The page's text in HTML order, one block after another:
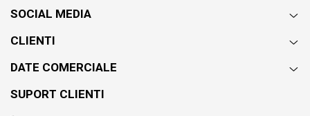
SOCIAL MEDIA
CLIENTI
DATE COMERCIALE
SUPORT CLIENTI